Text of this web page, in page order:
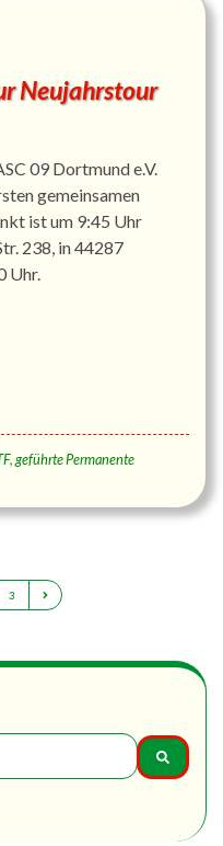
Neujahrstour
09 Dortmund e.V.
gemeinsamen
ist um 9:45 Uhr
238, in 44287
Uhr.
,geführte Permanente
3